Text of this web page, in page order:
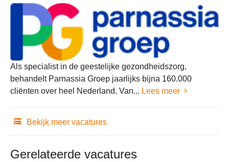
Als specialist in de geestelijke gezondheidszorg,
behandelt Parnassia Groep jaarlijks bijna 160.000
cliënten over heel Nederland. Van... Lees meer
Bekijk meer vacatures
Gerelateerde vacatures